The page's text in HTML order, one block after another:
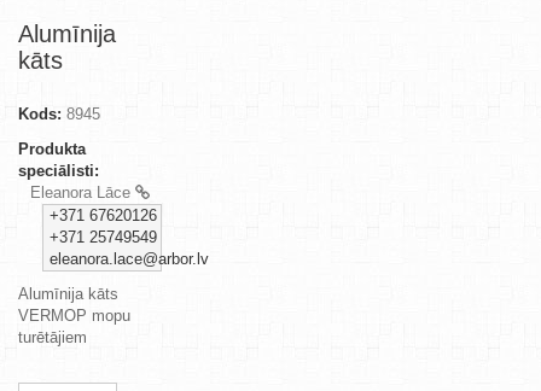
Alumīnija
kāts
Kods: 8945
Produkta
speciālisti:
Eleanora Lāce
+371 67620126
+371 25749549
eleanora.lace@arbor.lv
Alumīnija kāts
VERMOP mopu
turētājiem